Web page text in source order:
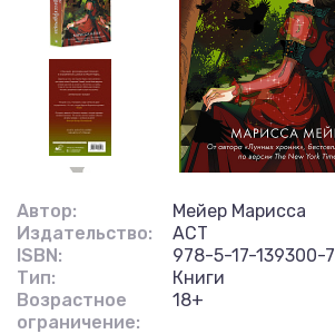
Автор:
Мейер Марисса
Издательство:
АСТ
ISBN:
978-5-17-139300-7
Тип:
Книги
Возрастное
ограничение:
18+